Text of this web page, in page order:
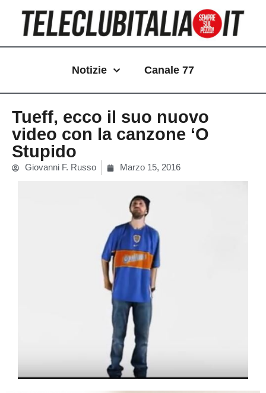
contenuto
Notizie Canale 77
Tueff, ecco il suo nuovo
video con la canzone ‘O
Stupido
Giovanni F. Russo Marzo 15, 2016